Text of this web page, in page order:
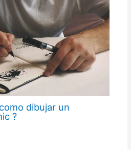
dibujar un
?